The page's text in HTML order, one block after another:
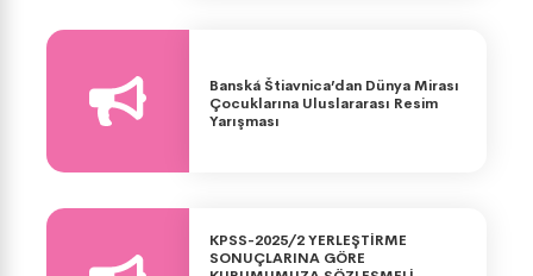
Banská Štiavnica’dan Dünya Mirası
Çocuklarına Uluslararası Resim
Yarışması
KPSS-2025/2 YERLEŞTİRME
SONUÇLARINA GÖRE